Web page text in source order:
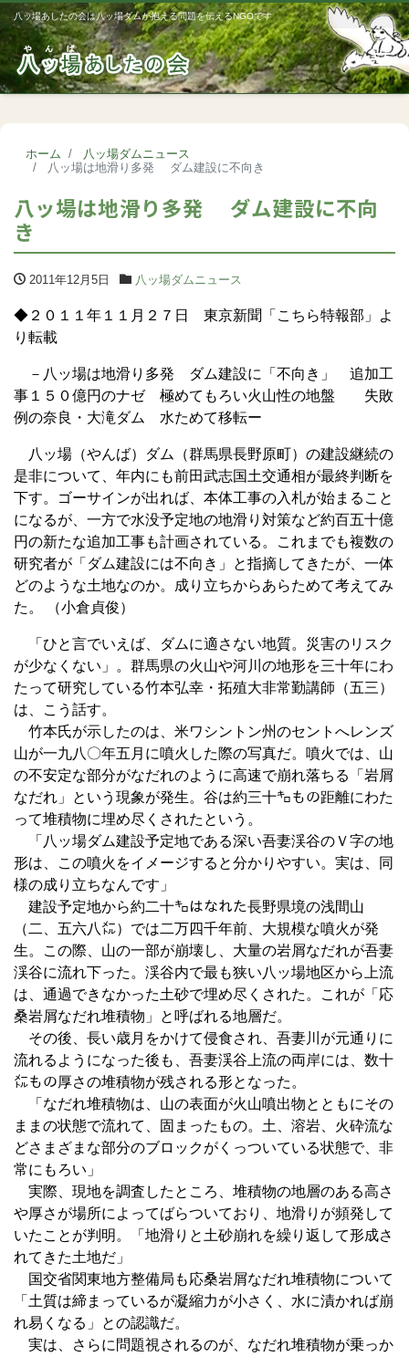
八ッ場あしたの会は八ッ場ダムが抱える問題を伝えるNGOです
ホーム
八ッ場ダムニュース
八ッ場は地滑り多発 ダム建設に不向き
八ッ場は地滑り多発 ダム建設に不向
き
2011年12月5日 八ッ場ダムニュース
◆２０１１年１１月２７日 東京新聞「こちら特報部」よ
り転載
－八ッ場は地滑り多発 ダム建設に「不向き」 追加工
事１５０億円のナゼ 極めてもろい火山性の地盤 失敗
例の奈良・大滝ダム 水ためて移転ー
八ッ場（やんば）ダム（群馬県長野原町）の建設継続の
是非について、年内にも前田武志国土交通相が最終判断を
下す。ゴーサインが出れば、本体工事の入札が始まること
になるが、一方で水没予定地の地滑り対策など約百五十億
円の新たな追加工事も計画されている。これまでも複数の
研究者が「ダム建設には不向き」と指摘してきたが、一体
どのような土地なのか。成り立ちからあらためて考えてみ
た。 （小倉貞俊）
「ひと言でいえば、ダムに適さない地質。災害のリスク
が少なくない」。群馬県の火山や河川の地形を三十年にわ
たって研究している竹本弘幸・拓殖大非常勤講師（五三）
は、こう話す。
竹本氏が示したのは、米ワシントン州のセントへレンズ
山が一九八〇年五月に噴火した際の写真だ。噴火では、山
の不安定な部分がなだれのように高速で崩れ落ちる「岩屑
なだれ」という現象が発生。谷は約三十㌔もの距離にわた
って堆積物に埋め尽くされたという。
「八ッ場ダム建設予定地である深い吾妻渓谷のＶ字の地
形は、この噴火をイメージすると分かりやすい。実は、同
様の成り立ちなんです」
建設予定地から約二十㌔はなれた長野県境の浅間山
（二、五六八㍍）では二万四千年前、大規模な噴火が発
生。この際、山の一部が崩壊し、大量の岩屑なだれが吾妻
渓谷に流れ下った。渓谷内で最も狭い八ッ場地区から上流
は、通過できなかった土砂で埋め尽くされた。これが「応
桑岩屑なだれ堆積物」と呼ばれる地層だ。
その後、長い歳月をかけて侵食され、吾妻川が元通りに
流れるようになった後も、吾妻渓谷上流の両岸には、数十
㍍もの厚さの堆積物が残される形となった。
「なだれ堆積物は、山の表面が火山噴出物とともにその
ままの状態で流れて、固まったもの。土、溶岩、火砕流な
どさまざまな部分のブロックがくっついている状態で、非
常にもろい」
実際、現地を調査したところ、堆積物の地層のある高さ
や厚さが場所によってばらついており、地滑りが頻発して
いたことが判明。「地滑りと土砂崩れを繰り返して形成さ
れてきた土地だ」
国交省関東地方整備局も応桑岩屑なだれ堆積物について
「土質は締まっているが凝縮力が小さく、水に漬かれば崩
れ易くなる」との認識だ。
実は、さらに問題視されるのが、なだれ堆積物が乗っか